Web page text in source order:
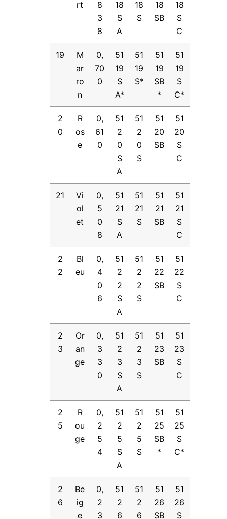
rt
8
3
8
18
S
A
18
S
18
SB
18
S
C
19
M
ar
ro
n
0,
70
0
51
19
S
A*
51
19
S*
51
19
SB
*
51
19
S
C*
2
0
R
os
e
0,
61
0
51
2
0
S
A
51
2
0
S
51
20
SB
51
20
S
C
21
Vi
ol
et
0,
5
0
8
51
21
S
A
51
21
S
51
21
SB
51
21
S
C
2
2
Bl
eu
0,
4
0
6
51
2
2
S
A
51
2
2
S
51
22
SB
51
22
S
C
2
3
Or
an
ge
0,
3
3
0
51
2
3
S
A
51
2
3
S
51
23
SB
51
23
S
C
2
5
R
ou
ge
0,
2
5
4
51
2
5
S
A
51
2
5
S
51
25
SB
*
51
25
S
C*
2
6
Be
ig
e
0,
2
3
51
2
6
51
2
6
51
26
SB
51
26
S